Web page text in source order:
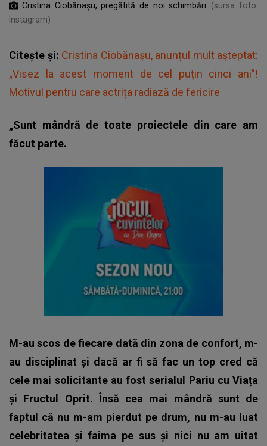
Cristina Ciobănașu, pregătită de noi schimbări
(sursa foto:
Instagram)
Citește și: Cristina Ciobănașu, anunțul mult așteptat:
„Visez la acest moment de cel puțin cinci ani”!
Motivul pentru care actrița radiază de fericire
„Sunt mândră de toate proiectele din care am
făcut parte.
M-au scos de fiecare dată din zona de confort, m-
au disciplinat și dacă ar fi să fac un top cred că
cele mai solicitante au fost serialul Pariu cu Viața
și Fructul Oprit. Însă cea mai mândră sunt de
faptul că nu m-am pierdut pe drum, nu m-au luat
celebritatea și faima pe sus și nici nu am uitat